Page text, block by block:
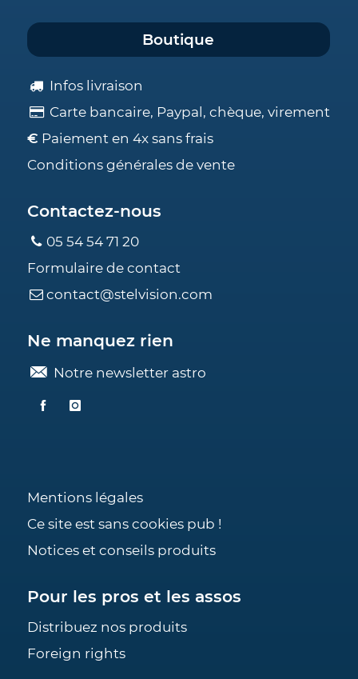
Boutique
Infos livraison
Carte bancaire, Paypal, chèque, virement
€ Paiement en 4x sans frais
Conditions générales de vente
Contactez-nous
05 54 54 71 20
Formulaire de contact
contact@stelvision.com
Ne manquez rien
Notre newsletter astro
Mentions légales
Ce site est sans cookies pub !
Notices et conseils produits
Pour les pros et les assos
Distribuez nos produits
Foreign rights